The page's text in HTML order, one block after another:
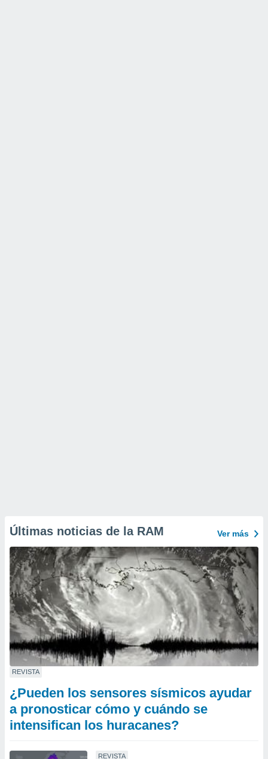
Últimas noticias de la RAM Ver más
REVISTA
¿Pueden los sensores sísmicos ayudar
a pronosticar cómo y cuándo se
intensifican los huracanes?
REVISTA